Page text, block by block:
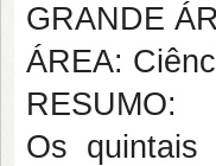
GRANDE
ÁREA:
RESUMO:
Os quintais